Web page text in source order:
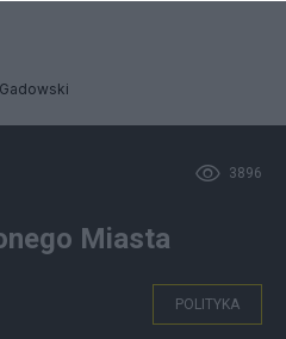
3896
Miasta
POLITYKA